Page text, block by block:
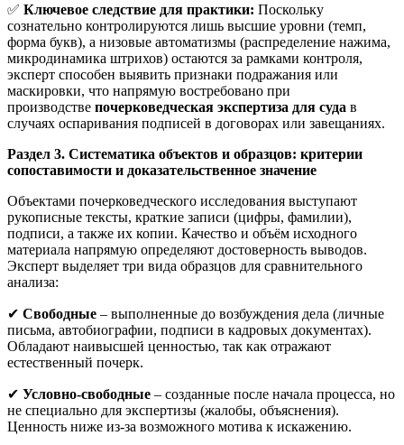
✅ Ключевое следствие для практики: Поскольку
сознательно контролируются лишь высшие уровни (темп,
форма букв), а низовые автоматизмы (распределение нажима,
микродинамика штрихов) остаются за рамками контроля,
эксперт способен выявить признаки подражания или
маскировки, что напрямую востребовано при
производстве почерковедческая экспертиза для суда в
случаях оспаривания подписей в договорах или завещаниях.
Раздел 3. Систематика объектов и образцов: критерии
сопоставимости и доказательственное значение
Объектами почерковедческого исследования выступают
рукописные тексты, краткие записи (цифры, фамилии),
подписи, а также их копии. Качество и объём исходного
материала напрямую определяют достоверность выводов.
Эксперт выделяет три вида образцов для сравнительного
анализа:
✔ Свободные – выполненные до возбуждения дела (личные
письма, автобиографии, подписи в кадровых документах).
Обладают наивысшей ценностью, так как отражают
естественный почерк.
✔ Условно-свободные – созданные после начала процесса, но
не специально для экспертизы (жалобы, объяснения).
Ценность ниже из-за возможного мотива к искажению.